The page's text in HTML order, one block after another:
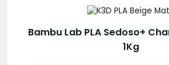
Bambu Lab PLA Sedoso+
1Kg